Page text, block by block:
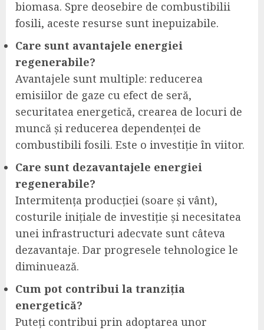
biomasa. Spre deosebire de combustibilii
fosili, aceste resurse sunt inepuizabile.
Care sunt avantajele energiei
regenerabile?
Avantajele sunt multiple: reducerea
emisiilor de gaze cu efect de seră,
securitatea energetică, crearea de locuri de
muncă și reducerea dependenței de
combustibili fosili. Este o investiție în viitor.
Care sunt dezavantajele energiei
regenerabile?
Intermitența producției (soare și vânt),
costurile inițiale de investiție și necesitatea
unei infrastructuri adecvate sunt câteva
dezavantaje. Dar progresele tehnologice le
diminuează.
Cum pot contribui la tranziția
energetică?
Puteți contribui prin adoptarea unor